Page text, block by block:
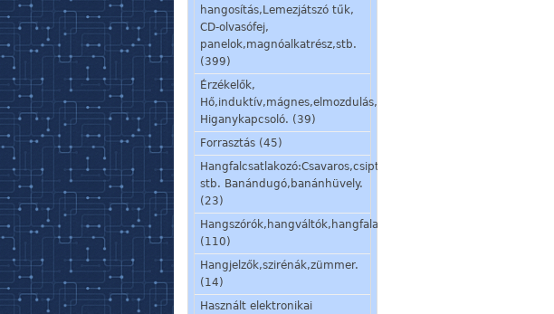
hangosítás,Lemezjátszó tűk,
CD-olvasófej,
panelok,magnóalkatrész,stb.
(399)
Érzékelők,
Hő,induktív,mágnes,elmozdulás,stb.
Higanykapcsoló. (39)
Forrasztás (45)
Hangfalcsatlakozó:Csavaros,csiptetős,speakon,din,
stb. Banándugó,banánhüvely.
(23)
Hangszórók,hangváltók,hangfalalkatrészek,mikrofon,fülhallgató.
(110)
Hangjelzők,szirénák,zümmer.
(14)
Használt elektronikai